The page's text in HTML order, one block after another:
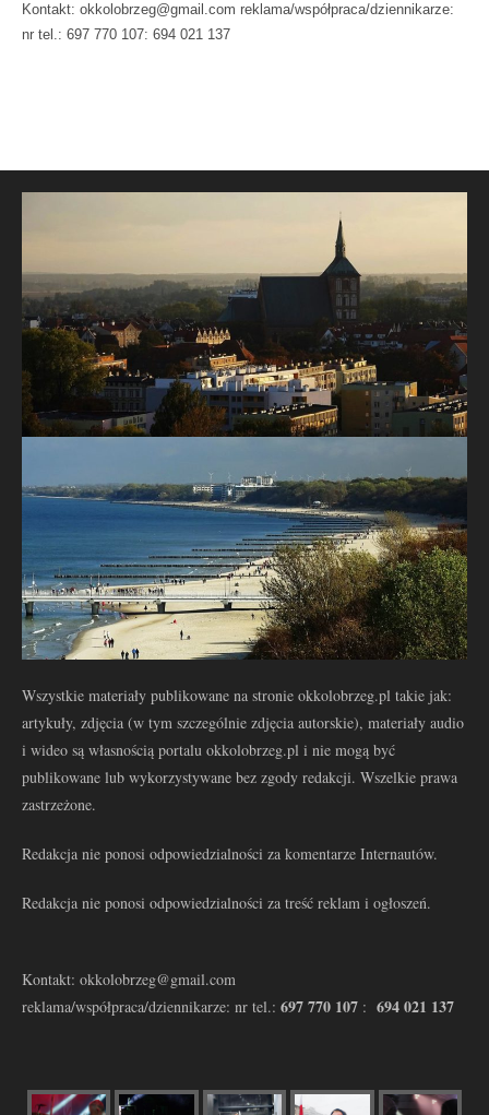
Kontakt: okkolobrzeg@gmail.com reklama/współpraca/dziennikarze:
nr tel.: 697 770 107: 694 021 137
Wszystkie materiały publikowane na stronie okkolobrzeg.pl takie jak:
artykuły, zdjęcia (w tym szczególnie zdjęcia autorskie), materiały audio
i wideo są własnością portalu okkolobrzeg.pl i nie mogą być
publikowane lub wykorzystywane bez zgody redakcji. Wszelkie prawa
zastrzeżone.
Redakcja nie ponosi odpowiedzialności za komentarze Internautów.
Redakcja nie ponosi odpowiedzialności za treść reklam i ogłoszeń.
Kontakt: okkolobrzeg@gmail.com
reklama/współpraca/dziennikarze: nr tel.: 697 770 107 : 694 021 137